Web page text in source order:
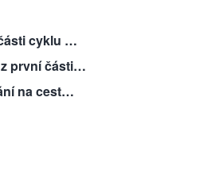
cyklu …
první části…
na cest…